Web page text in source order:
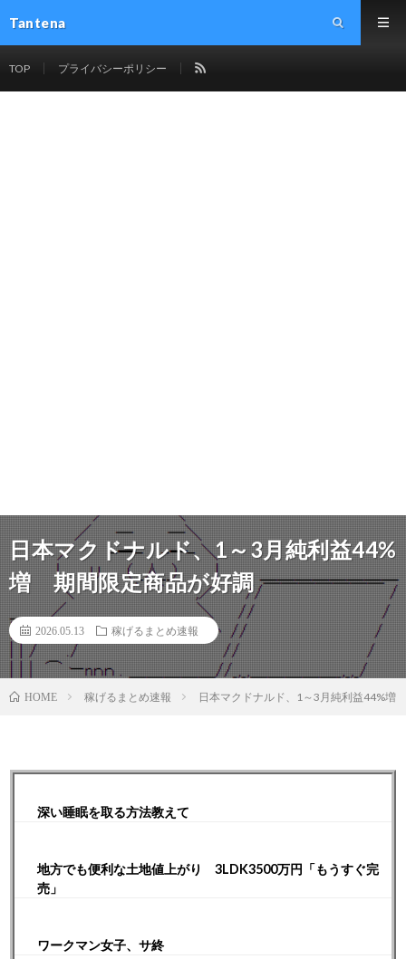
Tantena
TOP プライバシーポリシー
日本マクドナルド、1～3月純利益44%
増 期間限定商品が好調
2026.05.13 稼げるまとめ速報
HOME 稼げるまとめ速報 日本マクドナルド、1～3月純利益44%
深い睡眠を取る方法教えて
地方でも便利な土地値上がり 3LDK3500万円「もうすぐ完
売」
ワークマン女子、サ終